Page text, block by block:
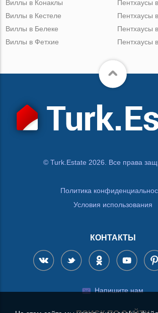
Виллы в Конаклы
Виллы в Кестеле
Виллы в Белеке
Виллы в Фетхие
Пентхаусы
Пентхаусы
Пентхаусы
Пентхаусы
© Turk.Estate 2026. Все права
Политика
Условия использования
КОНТАКТЫ
Напишите нам